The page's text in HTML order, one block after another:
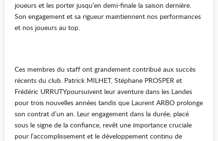
joueurs et les porter jusqu’en demi-finale la saison dernière.
Son engagement et sa rigueur maintiennent nos performances
et nos joueurs au top.
Ces membres du staff ont grandement contribué aux succès
récents du club. Patrick MILHET, Stéphane PROSPER et
Frédéric URRUTYpoursuivent leur aventure dans les Landes
pour trois nouvelles années tandis que Laurent ARBO prolonge
son contrat d’un an. Leur engagement dans la durée, placé
sous le signe de la confiance, revêt une importance cruciale
pour l’accomplissement et le développement continu de